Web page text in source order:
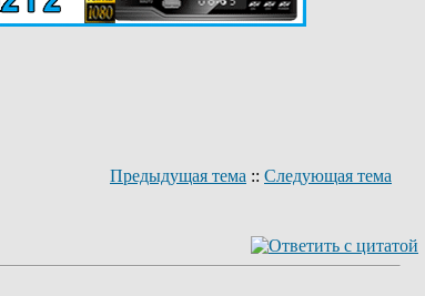
Предыдущая тема :: Следующая тема